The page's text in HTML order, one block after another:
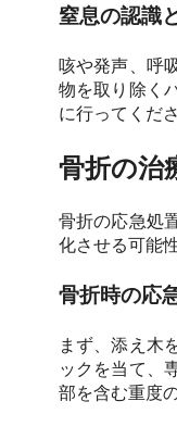
窒息の認識
咳や発声、呼
物を取り除く
に行ってくだ
骨折の治
骨折の応急処
化させる可能
骨折時の応
まず、添え木
ックを当て、
部を含む重度